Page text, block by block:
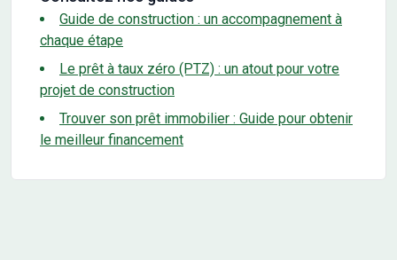
Guide de construction : un accompagnement à
chaque étape
Le prêt à taux zéro (PTZ) : un atout pour votre
projet de construction
Trouver son prêt immobilier : Guide pour obtenir
le meilleur financement